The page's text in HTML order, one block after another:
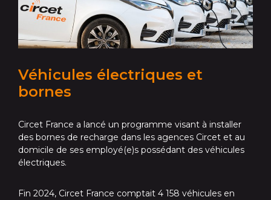
Véhicules électriques et
bornes
Circet France a lancé un programme visant à installer
des bornes de recharge dans les agences Circet et au
domicile de ses employé(e)s possédant des véhicules
électriques.
Fin 2024, Circet France comptait 4 158 véhicules en